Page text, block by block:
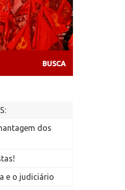
dos
e o judiciário